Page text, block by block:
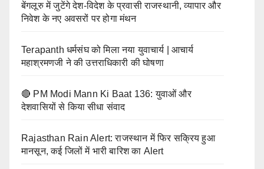
बेंगलूरु में जुटेंगे देश-विदेश के प्रवासी राजस्थानी, व्यापार और
निवेश के नए अवसरों पर होगा मंथन
Terapanth धर्मसंघ को मिला नया युवाचार्य | आचार्य
महाश्रमणजी ने की उत्तराधिकारी की घोषणा
🔴 PM Modi Mann Ki Baat 136: युवाओं और
देशवासियों से किया सीधा संवाद
Rajasthan Rain Alert: राजस्थान में फिर सक्रिय हुआ
मानसून, कई जिलों में भारी बारिश का Alert